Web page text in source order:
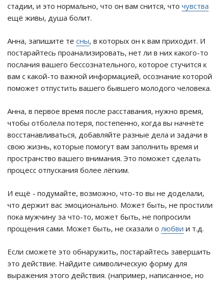
стадии, и это нормально, что он вам снится, что чувства
ещё живы, душа болит.
Анна, запишите те сны, в которых он к вам приходит. И
постарайтесь проанализировать, нет ли в них какого-то
послания вашего бессознательного, которое стучится к
вам с какой-то важной информацией, осознание которой
поможет отпустить вашего бывшего молодого человека.
Анна, в первое время после расставания, нужно время,
чтобы отболела потеря, постепенно, когда вы начнёте
восстанавливаться, добавляйте разные дела и задачи в
свою жизнь, которые помогут вам заполнить время и
пространство вашего внимания. Это поможет сделать
процесс отпускания более лёгким.
И ещё - подумайте, возможно, что-то вы не доделали,
что держит вас эмоционально. Может быть, не простили
пока мужчину за что-то, может быть, не попросили
прощения сами. Может быть, не сказали о любви и т.д.
Если сможете это обнаружить, постарайтесь завершить
это действие. Найдите символическую форму для
выражения этого действия. (например, написанное, но